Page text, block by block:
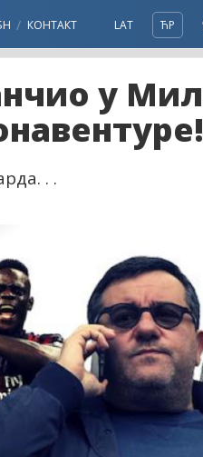
КОНТАКТ LAT ЋР
у
. .